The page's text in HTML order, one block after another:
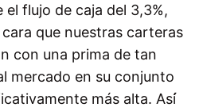
flujo de caja del 3,3%,
que nuestras carteras
con una prima de tan
mercado en su conjunto
más alta. Así́